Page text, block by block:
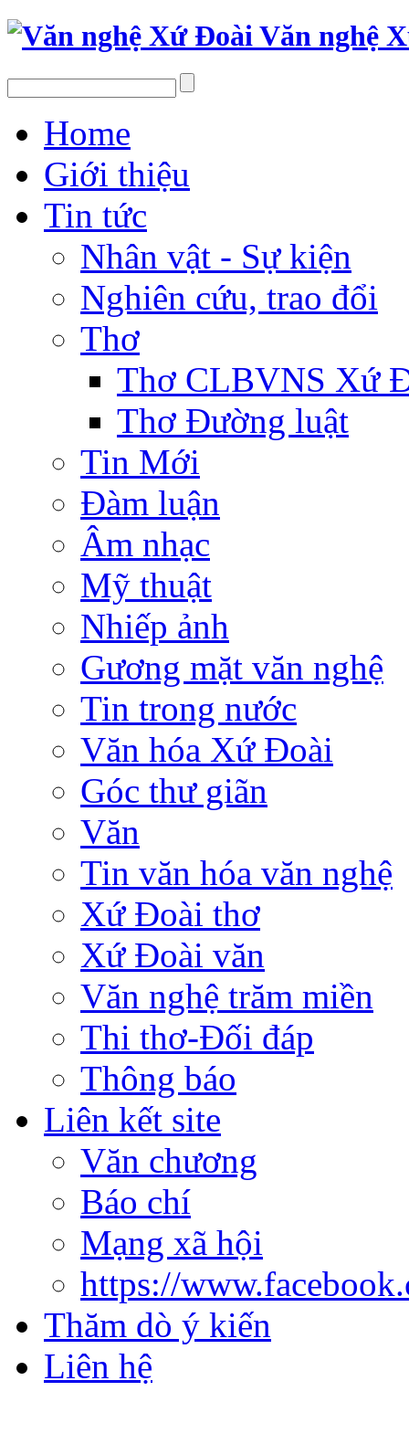
Văn nghệ
Home
Giới thiệu
Tin tức
Nhân vật - Sự kiện
Nghiên cứu, trao đổi
Thơ
Thơ CLBVNS Xứ
Thơ Đường luật
Tin Mới
Đàm luận
Âm nhạc
Mỹ thuật
Nhiếp ảnh
Gương mặt văn nghệ
Tin trong nước
Văn hóa Xứ Đoài
Góc thư giãn
Văn
Tin văn hóa văn nghệ
Xứ Đoài thơ
Xứ Đoài văn
Văn nghệ trăm miền
Thi thơ-Đối đáp
Thông báo
Liên kết site
Văn chương
Báo chí
Mạng xã hội
https://
Thăm dò ý kiến
Liên hệ